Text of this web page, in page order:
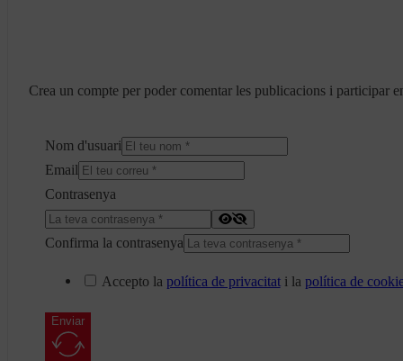
Crea un compte per poder comentar les publicacions i participar
Nom d'usuari
Email
Contrasenya
Confirma la contrasenya
Accepto la política de privacitati la política de
Enviar